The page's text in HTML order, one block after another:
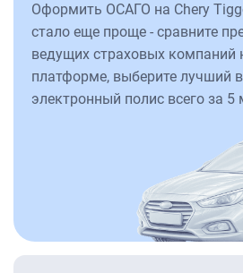
Оформить ОСАГО на Chery
стало еще проще - сравните
ведущих страховых компаний
платформе, выберите лучший
электронный полис всего за 5